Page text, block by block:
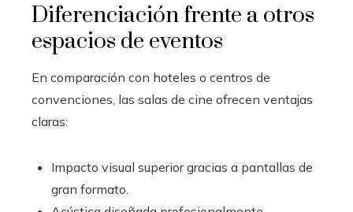
Diferenciación frente a otros
espacios de eventos
En comparación con hoteles o centros de
convenciones, las salas de cine ofrecen ventajas
claras:
Impacto visual superior gracias a pantallas de
gran formato.